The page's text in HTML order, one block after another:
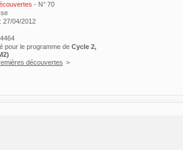
- N° 70
27/04/2012
pour le programme de Cycle 2,
découvertes >